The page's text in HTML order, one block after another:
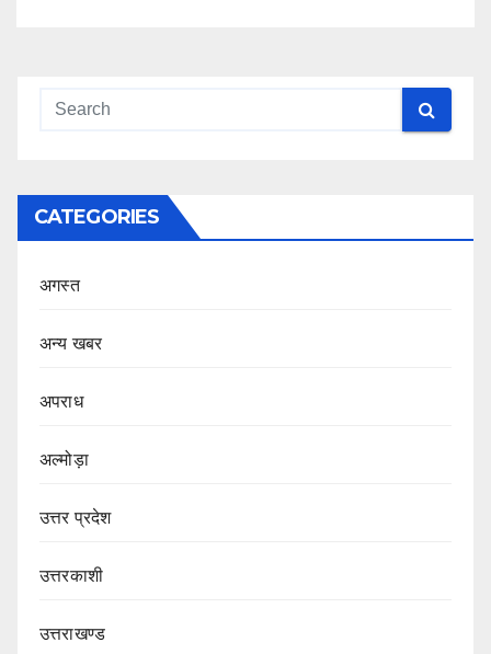
CATEGORIES
अगस्त
अन्य खबर
अपराध
अल्मोड़ा
उत्तर प्रदेश
उत्तरकाशी
उत्तराखण्ड